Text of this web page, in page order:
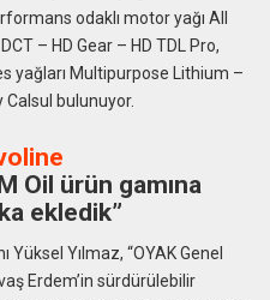
odaklı motor yağı All
– HD Gear – HD TDL Pro,
yağları Multipurpose Lithium –
bulunuyor.
Oil ürün gamına
ekledik”
Yüksel Yılmaz, “OYAK Genel
Erdem’in sürdürülebilir